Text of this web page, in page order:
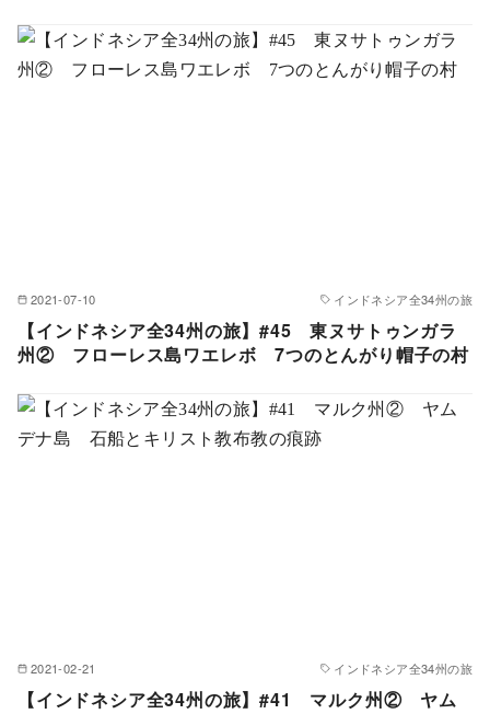
2021-07-10 インドネシア全34州の旅
【インドネシア全34州の旅】#45 東ヌサトゥンガラ
州② フローレス島ワエレボ 7つのとんがり帽子の村
2021-02-21 インドネシア全34州の旅
【インドネシア全34州の旅】#41 マルク州② ヤム